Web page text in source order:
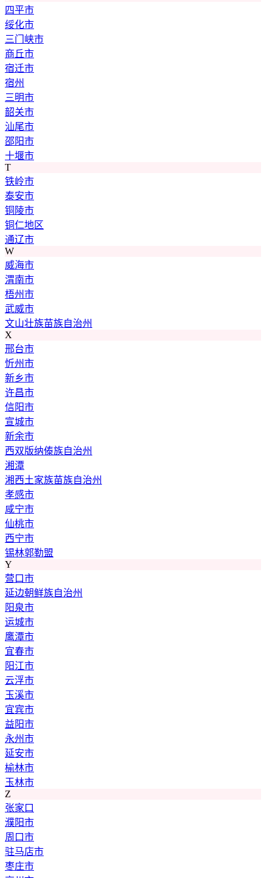
四平市
绥化市
三门峡市
商丘市
宿迁市
宿州
三明市
韶关市
汕尾市
邵阳市
十堰市
T
铁岭市
泰安市
铜陵市
铜仁地区
通辽市
W
威海市
渭南市
梧州市
武威市
文山壮族苗族自治州
X
邢台市
忻州市
新乡市
许昌市
信阳市
宣城市
新余市
西双版纳傣族自治州
湘潭
湘西土家族苗族自治州
孝感市
咸宁市
仙桃市
西宁市
锡林郭勒盟
Y
营口市
延边朝鲜族自治州
阳泉市
运城市
鹰潭市
宜春市
阳江市
云浮市
玉溪市
宜宾市
益阳市
永州市
延安市
榆林市
玉林市
Z
张家口
濮阳市
周口市
驻马店市
枣庄市